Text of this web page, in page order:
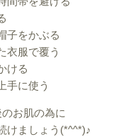
子をかぶる
衣服で覆う
ける
手に使う
お肌の為に
けましょう(*^^*)♪